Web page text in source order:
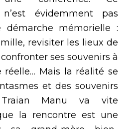
évidemment pas
démarche mémorielle :
revisiter les lieux de
ses souvenirs à
réelle… Mais la réalité se
et des souvenirs
Manu va vite
la rencontre est une